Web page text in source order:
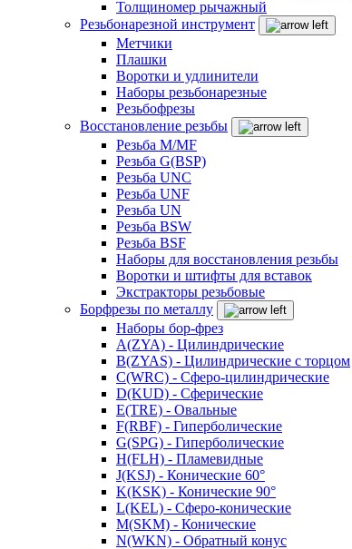
Толщиномер рычажный
Резьбонарезной инструмент
Метчики
Плашки
Воротки и удлинители
Наборы резьбонарезные
Резьбофрезы
Восстановление резьбы
Резьба M/MF
Резьба G(BSP)
Резьба UNC
Резьба UNF
Резьба UN
Резьба BSW
Резьба BSF
Наборы для восстановления резьбы
Воротки и штифты для вставок
Экстракторы резьбовые
Борфрезы по металлу
Наборы бор-фрез
A(ZYA) - Цилиндрические
B(ZYAS) - Цилиндрические с торцом
C(WRC) - Сферо-цилиндрические
D(KUD) - Сферические
E(TRE) - Овальные
F(RBF) - Гиперболические
G(SPG) - Гиперболические
H(FLH) - Пламевидные
J(KSJ) - Конические 60°
K(KSK) - Конические 90°
L(KEL) - Сферо-конические
M(SKM) - Конические
N(WKN) - Обратный конус